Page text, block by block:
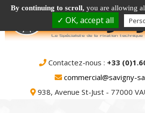
Contactez-nous : +33
commercial@savigny-
938, Avenue St-Just - 77000
By continuing to scroll, you are allowing
✓ OK, accept all